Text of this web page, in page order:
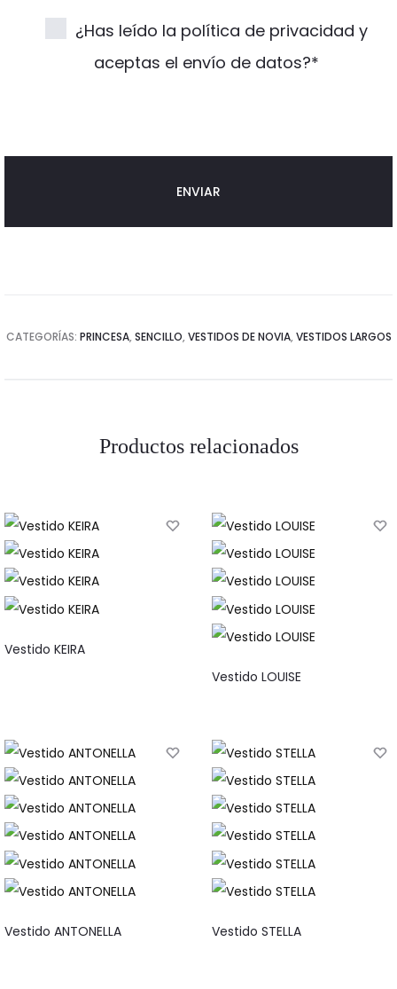
¿Has leído la política de privacidad y
aceptas el envío de datos?*
CATEGORÍAS: PRINCESA, SENCILLO, VESTIDOS DE NOVIA, VESTIDOS LARGOS
Productos relacionados
Vestido KEIRA
Vestido LOUISE
Vestido ANTONELLA Vestido STELLA